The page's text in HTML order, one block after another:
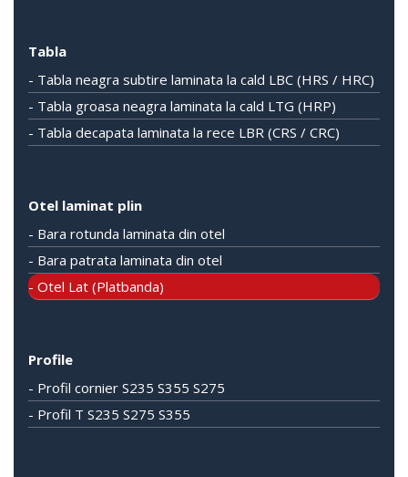
Tabla
- Tabla neagra subtire laminata la cald LBC (HRS / HRC)
- Tabla groasa neagra laminata la cald LTG (HRP)
- Tabla decapata laminata la rece LBR (CRS / CRC)
Otel laminat plin
- Bara rotunda laminata din otel
- Bara patrata laminata din otel
- Otel Lat (Platbanda)
Profile
- Profil cornier S235 S355 S275
- Profil T S235 S275 S355